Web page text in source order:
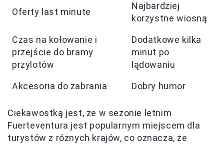
Oferty last minute
Najbardziej
korzystne wiosną
Czas na kołowanie i
przejście do bramy
przylotów
Dodatkowe kilka
minut po
lądowaniu
Akcesoria do zabrania Dobry humor
Ciekawostką jest, że w sezonie letnim
Fuerteventura jest popularnym miejscem dla
turystów z różnych krajów, co oznacza, że